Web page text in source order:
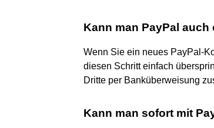
Kann man PayPal
Wenn Sie ein neues PayPal-
diesen Schritt einfach
Dritte per Banküberweisung
Kann man sofort mit